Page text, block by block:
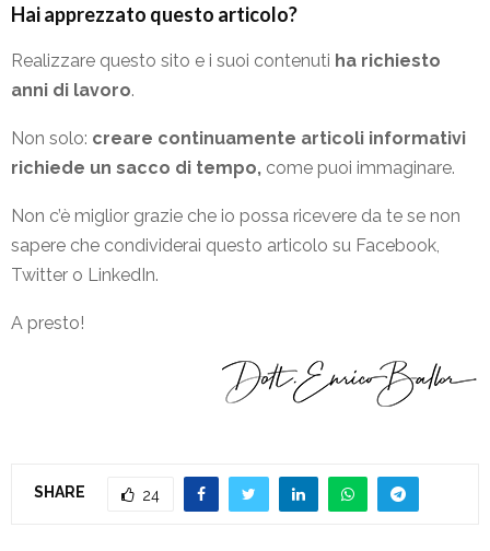
Hai apprezzato questo articolo?
Realizzare questo sito e i suoi contenuti ha richiesto
anni di lavoro.
Non solo: creare continuamente articoli informativi
richiede un sacco di tempo, come puoi immaginare.
Non c’è miglior grazie che io possa ricevere da te se non
sapere che condividerai questo articolo su Facebook,
Twitter o LinkedIn.
A presto!
SHARE 24